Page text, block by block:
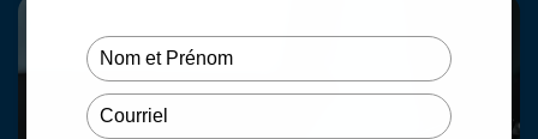
Type
your
name
Type
your